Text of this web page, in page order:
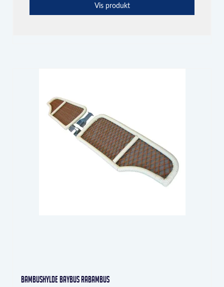
Vis produkt
Bambushylde Baybus RaBambus